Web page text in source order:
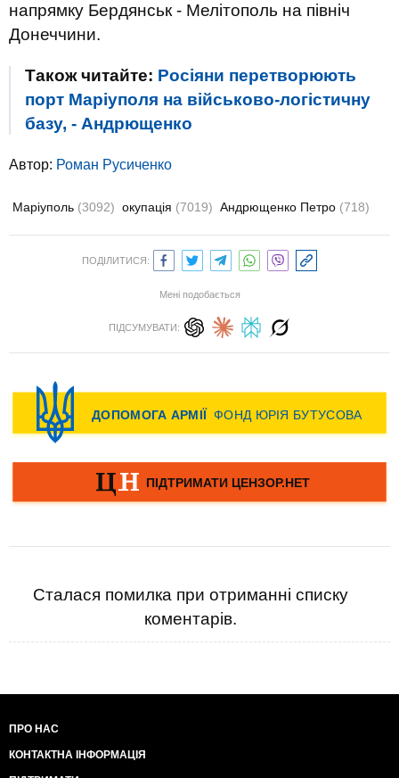
напрямку Бердянськ - Мелітополь на північ
Донеччини.
Також читайте: Росіяни перетворюють
порт Маріуполя на військово-логістичну
базу, - Андрющенко
Автор: Роман Русиченко
Маріуполь (3092) окупація (7019) Андрющенко Петро (718)
ПОДІЛИТИСЯ:
Мені подобається
ПІДСУМУВАТИ:
Сталася помилка при отриманні списку
коментарів.
ПРО НАС
КОНТАКТНА ІНФОРМАЦІЯ